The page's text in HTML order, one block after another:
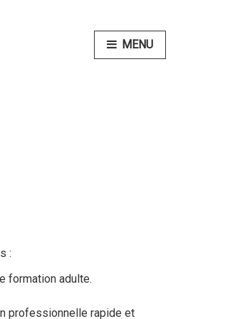
MENU
:
formation adulte.
professionnelle rapide et